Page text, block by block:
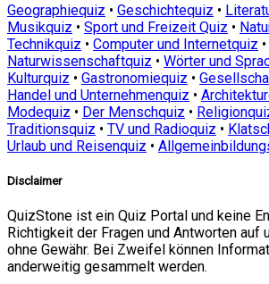
Geographiequiz • Geschichtequiz •
Musikquiz • Sport und Freizeit Quiz •
Technikquiz • Computer und Internetquiz •
Naturwissenschaftquiz • Wörter und
Kulturquiz • Gastronomiequiz •
Handel und Unternehmenquiz •
Modequiz • Der Menschquiz •
Traditionsquiz • TV und Radioquiz •
Urlaub und Reisenquiz •
Disclaimer
QuizStone ist ein Quiz Portal und keine
Richtigkeit der Fragen und Antworten auf
ohne Gewähr. Bei Zweifel können
anderweitig gesammelt werden.